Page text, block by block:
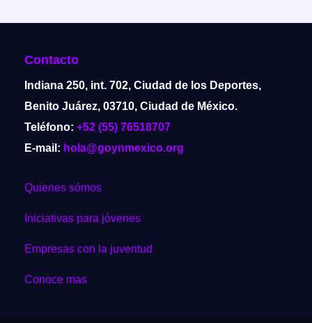
Contacto
Indiana 250, int. 702, Ciudad de los Deportes,
Benito Juárez, 03710, Ciudad de México.
Teléfono: +52 (55) 76518707
E-mail: hola@goynmexico.org
Quienes sómos
Iniciativas para jóvenes
Empresas con la juventud
Conoce mas